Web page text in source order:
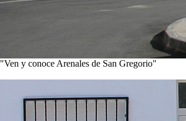
"Ven y conoce Arenales de San Gregorio"